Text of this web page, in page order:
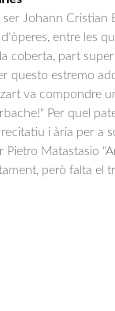
Johann Cristian
entre les
coberta, part
questo estremo
va compondre
Per quel
i ària per a
Matastasio
però falta el